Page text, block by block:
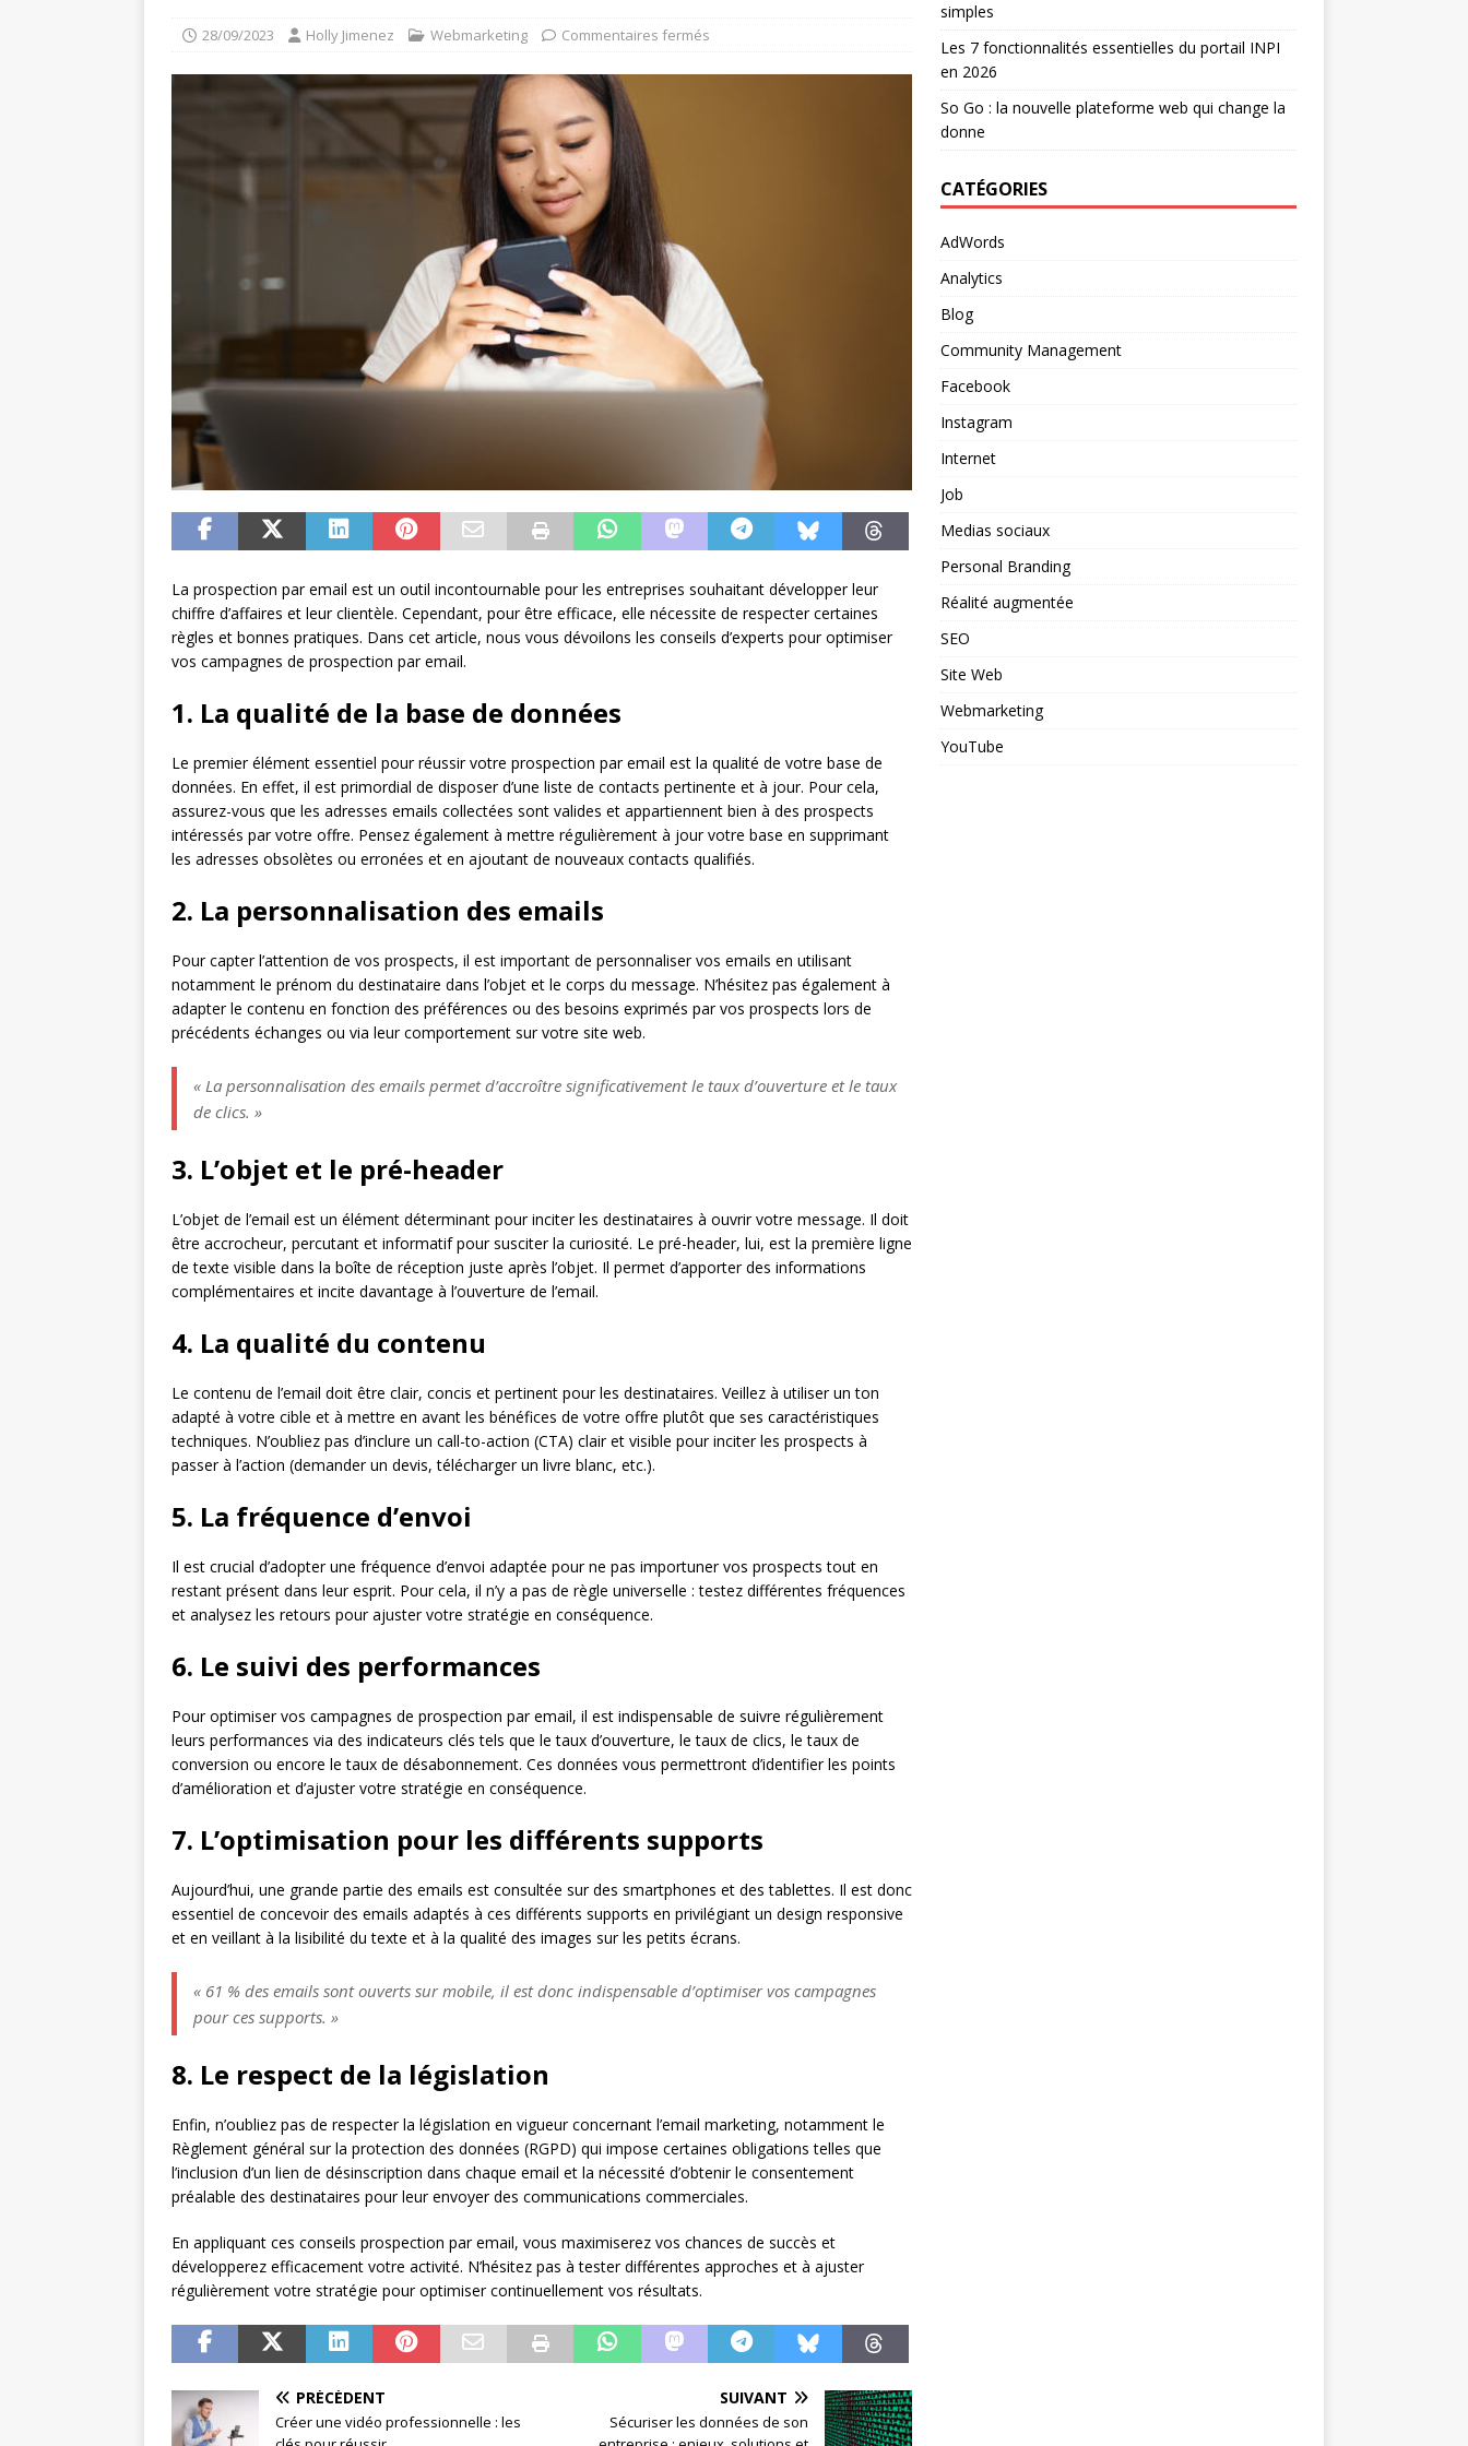
28/09/2023 Holly Jimenez Webmarketing Commentaires fermés
La prospection par email est un outil incontournable pour les entreprises souhaitant développer leur
chiffre d’affaires et leur clientèle. Cependant, pour être efficace, elle nécessite de respecter certaines
règles et bonnes pratiques. Dans cet article, nous vous dévoilons les conseils d’experts pour optimiser
vos campagnes de prospection par email.
1. La qualité de la base de données
Le premier élément essentiel pour réussir votre prospection par email est la qualité de votre base de
données. En effet, il est primordial de disposer d’une liste de contacts pertinente et à jour. Pour cela,
assurez-vous que les adresses emails collectées sont valides et appartiennent bien à des prospects
intéressés par votre offre. Pensez également à mettre régulièrement à jour votre base en supprimant
les adresses obsolètes ou erronées et en ajoutant de nouveaux contacts qualifiés.
2. La personnalisation des emails
Pour capter l’attention de vos prospects, il est important de personnaliser vos emails en utilisant
notamment le prénom du destinataire dans l’objet et le corps du message. N’hésitez pas également à
adapter le contenu en fonction des préférences ou des besoins exprimés par vos prospects lors de
précédents échanges ou via leur comportement sur votre site web.
« La personnalisation des emails permet d’accroître significativement le taux d’ouverture et le taux
de clics. »
3. L’objet et le pré-header
L’objet de l’email est un élément déterminant pour inciter les destinataires à ouvrir votre message. Il doit
être accrocheur, percutant et informatif pour susciter la curiosité. Le pré-header, lui, est la première ligne
de texte visible dans la boîte de réception juste après l’objet. Il permet d’apporter des informations
complémentaires et incite davantage à l’ouverture de l’email.
4. La qualité du contenu
Le contenu de l’email doit être clair, concis et pertinent pour les destinataires. Veillez à utiliser un ton
adapté à votre cible et à mettre en avant les bénéfices de votre offre plutôt que ses caractéristiques
techniques. N’oubliez pas d’inclure un call-to-action (CTA) clair et visible pour inciter les prospects à
passer à l’action (demander un devis, télécharger un livre blanc, etc.).
5. La fréquence d’envoi
Il est crucial d’adopter une fréquence d’envoi adaptée pour ne pas importuner vos prospects tout en
restant présent dans leur esprit. Pour cela, il n’y a pas de règle universelle : testez différentes fréquences
et analysez les retours pour ajuster votre stratégie en conséquence.
6. Le suivi des performances
Pour optimiser vos campagnes de prospection par email, il est indispensable de suivre régulièrement
leurs performances via des indicateurs clés tels que le taux d’ouverture, le taux de clics, le taux de
conversion ou encore le taux de désabonnement. Ces données vous permettront d’identifier les points
d’amélioration et d’ajuster votre stratégie en conséquence.
7. L’optimisation pour les différents supports
Aujourd’hui, une grande partie des emails est consultée sur des smartphones et des tablettes. Il est donc
essentiel de concevoir des emails adaptés à ces différents supports en privilégiant un design responsive
et en veillant à la lisibilité du texte et à la qualité des images sur les petits écrans.
« 61 % des emails sont ouverts sur mobile, il est donc indispensable d’optimiser vos campagnes
pour ces supports. »
8. Le respect de la législation
Enfin, n’oubliez pas de respecter la législation en vigueur concernant l’email marketing, notamment le
Règlement général sur la protection des données (RGPD) qui impose certaines obligations telles que
l’inclusion d’un lien de désinscription dans chaque email et la nécessité d’obtenir le consentement
préalable des destinataires pour leur envoyer des communications commerciales.
En appliquant ces conseils prospection par email, vous maximiserez vos chances de succès et
développerez efficacement votre activité. N’hésitez pas à tester différentes approches et à ajuster
régulièrement votre stratégie pour optimiser continuellement vos résultats.
PRÉCÉDENT
Créer une vidéo professionnelle : les
SUIVANT
Sécuriser les données de son
simples
Les 7 fonctionnalités essentielles du portail INPI
en 2026
So Go : la nouvelle plateforme web qui change la
donne
CATÉGORIES
AdWords
Analytics
Blog
Community Management
Facebook
Instagram
Internet
Job
Medias sociaux
Personal Branding
Réalité augmentée
SEO
Site Web
Webmarketing
YouTube